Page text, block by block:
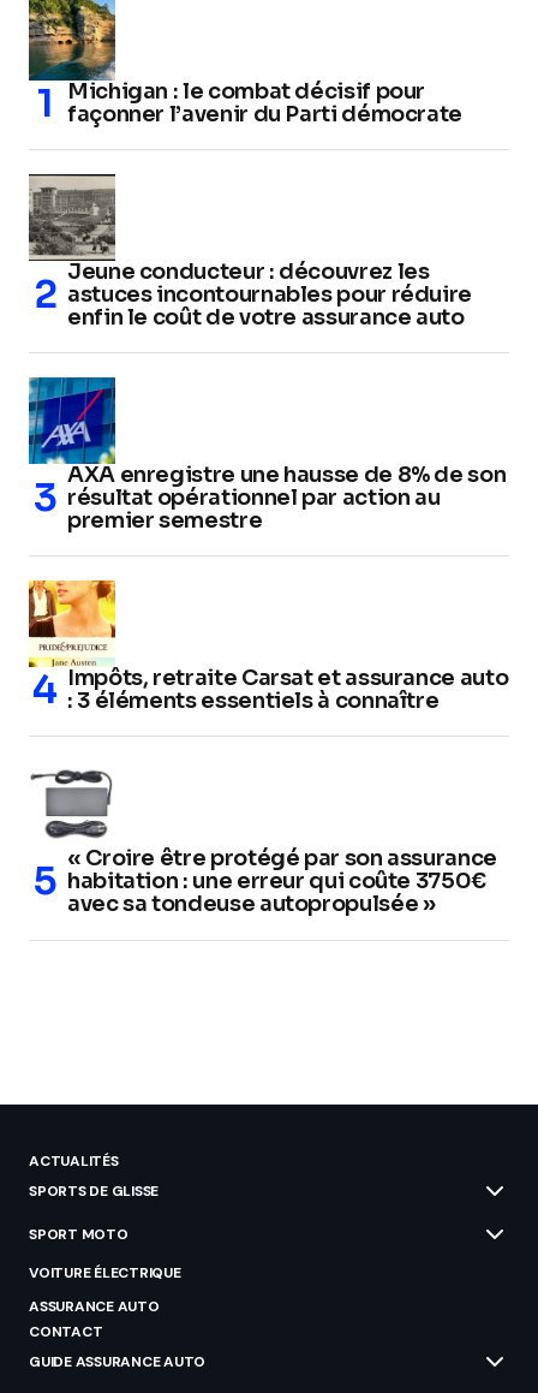
Michigan : le combat décisif pour
façonner l’avenir du Parti démocrate
Jeune conducteur : découvrez les
astuces incontournables pour réduire
enfin le coût de votre assurance auto
AXA enregistre une hausse de 8% de son
résultat opérationnel par action au
premier semestre
Impôts, retraite Carsat et assurance auto
: 3 éléments essentiels à connaître
« Croire être protégé par son assurance
habitation : une erreur qui coûte 3750€
avec sa tondeuse autopropulsée »
ACTUALITÉS
SPORTS DE GLISSE
SPORT MOTO
VOITURE ÉLECTRIQUE
ASSURANCE AUTO
CONTACT
GUIDE ASSURANCE AUTO